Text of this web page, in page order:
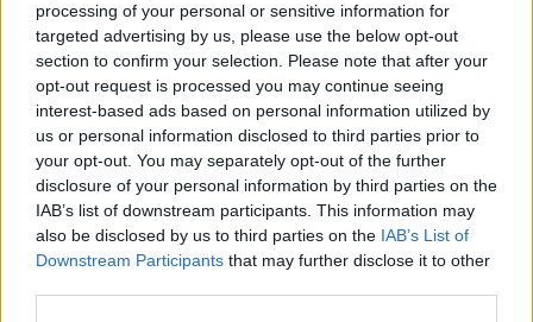
processing of your personal or sensitive information for
targeted advertising by us, please use the below opt-out
section to confirm your selection. Please note that after your
opt-out request is processed you may continue seeing
interest-based ads based on personal information utilized by
us or personal information disclosed to third parties prior to
your opt-out. You may separately opt-out of the further
disclosure of your personal information by third parties on the
IAB’s list of downstream participants. This information may
also be disclosed by us to third parties on the IAB’s List of
Downstream Participants that may further disclose it to other
Kövess minket, és értesülj a friss hírekről a
Facebookon is!
Követem